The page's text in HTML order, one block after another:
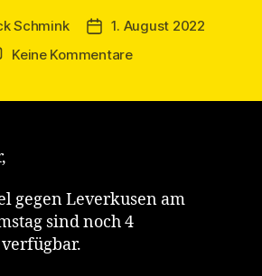
Schmink Veröffentlichungsdatum
1. August 2022
Keine Kommentarezu
gegen Leverkusen am
sind noch 4